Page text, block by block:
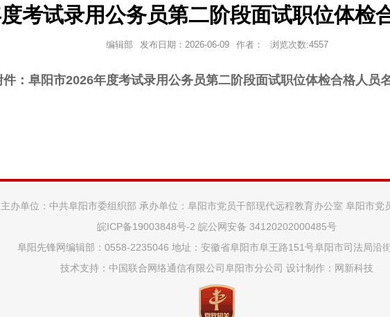
考试录用公务员第二阶段面试职位体检
编辑部 发布日期： 2026-06-09 作者： 浏览次数:4557
件： 阜阳市2026年度考试录用公务员第二阶段面试职位体检合格人员名
主办单位：中共阜阳市委组织部 承办单位：阜阳市党员干部现代远程教育办公室 阜阳市党
皖ICP备19003848号-2 皖公网安备 34120202000485号
阜阳先锋网编辑部：0558-2235046 地址：安徽省阜阳市阜王路151号阜阳市司法局沿
技术支持：中国联合网络通信有限公司阜阳市分公司 设计制作： 网新科技